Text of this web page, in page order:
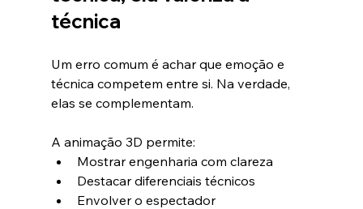
técnica
Um erro comum é achar que emoção e
técnica competem entre si. Na verdade,
elas se complementam.
A animação 3D permite:
Mostrar engenharia com clareza
Destacar diferenciais técnicos
Envolver o espectador